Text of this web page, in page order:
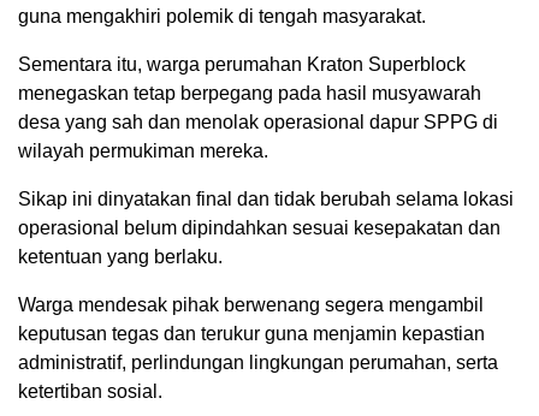
guna mengakhiri polemik di tengah masyarakat.
Sementara itu, warga perumahan Kraton Superblock
menegaskan tetap berpegang pada hasil musyawarah
desa yang sah dan menolak operasional dapur SPPG di
wilayah permukiman mereka.
Sikap ini dinyatakan final dan tidak berubah selama lokasi
operasional belum dipindahkan sesuai kesepakatan dan
ketentuan yang berlaku.
Warga mendesak pihak berwenang segera mengambil
keputusan tegas dan terukur guna menjamin kepastian
administratif, perlindungan lingkungan perumahan, serta
ketertiban sosial.